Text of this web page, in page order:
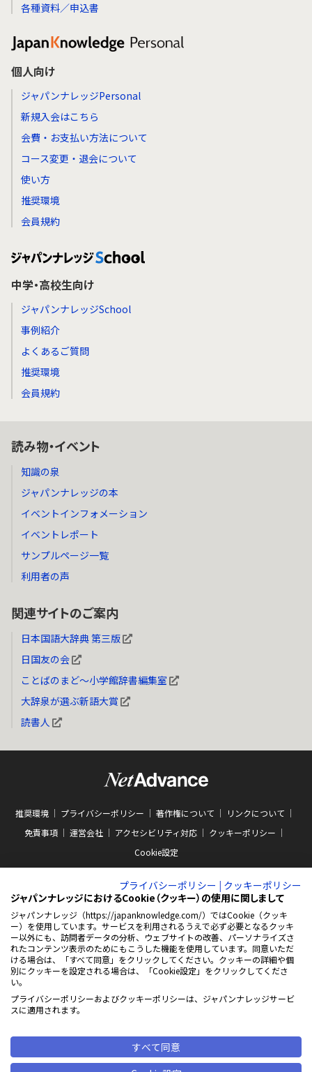
各種資料／申込書
個人向け
ジャパンナレッジPersonal
新規入会はこちら
会費・お支払い方法について
コース変更・退会について
使い方
推奨環境
会員規約
中学・高校生向け
ジャパンナレッジSchool
事例紹介
よくあるご質問
推奨環境
会員規約
読み物・イベント
知識の泉
ジャパンナレッジの本
イベントインフォメーション
イベントレポート
サンプルページ一覧
利用者の声
関連サイトのご案内
日本国語大辞典 第三版
日国友の会
ことばのまど～小学館辞書編集室
大辞泉が選ぶ新語大賞
読書人
推奨環境 プライバシーポリシー 著作権について
リンクについて
免責事項
運営会社 アクセシビリティ対応
クッキーポリシー
Cookie設定
ABJマークは、この電子書店・電子書籍配信サービスが、著作権者からコンテン
ツ使用許諾を得た正規版配信サービスであることを示す商標（登録番号 第
10981000号）です。ABJマークの詳細、ABJマークを掲示しているサービスの一
覧はこちらをご覧ください。
AEBS 電子出版制作・流通協議会
https://aebs.or.jp/
新
い
ウ
開
© 2001-2026 NetAdvance Inc. All rights reserved.
プライバシーポリシー | クッキーポリシー
ジャパンナレッジにおけるCookie（クッキー）の使用に関しまして
ジャパンナレッジ（https://japanknowledge.com/）ではCookie（クッキ
ー）を使用しています。サービスを利用されるうえで必ず必要となるクッキ
ー以外にも、訪問者データの分析、ウェブサイトの改善、パーソナライズさ
れたコンテンツ表示のためにもこうした機能を使用しています。同意いただ
ける場合は、「すべて同意」をクリックしてください。クッキーの詳細や個
別にクッキーを設定される場合は、「Cookie設定」をクリックしてくださ
い。
プライバシーポリシーおよびクッキーポリシーは、ジャパンナレッジサービ
スに適用されます。
すべて同意